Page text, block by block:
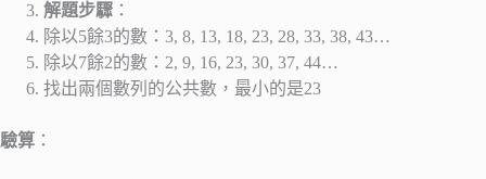
解題步驟 ：
除以5餘3的數：3, 8, 13, 18, 23, 28, 33, 38, 43…
除以7餘2的數：2, 9, 16, 23, 30, 37, 44…
找出兩個數列的公共數，最小的是23
驗算 ：